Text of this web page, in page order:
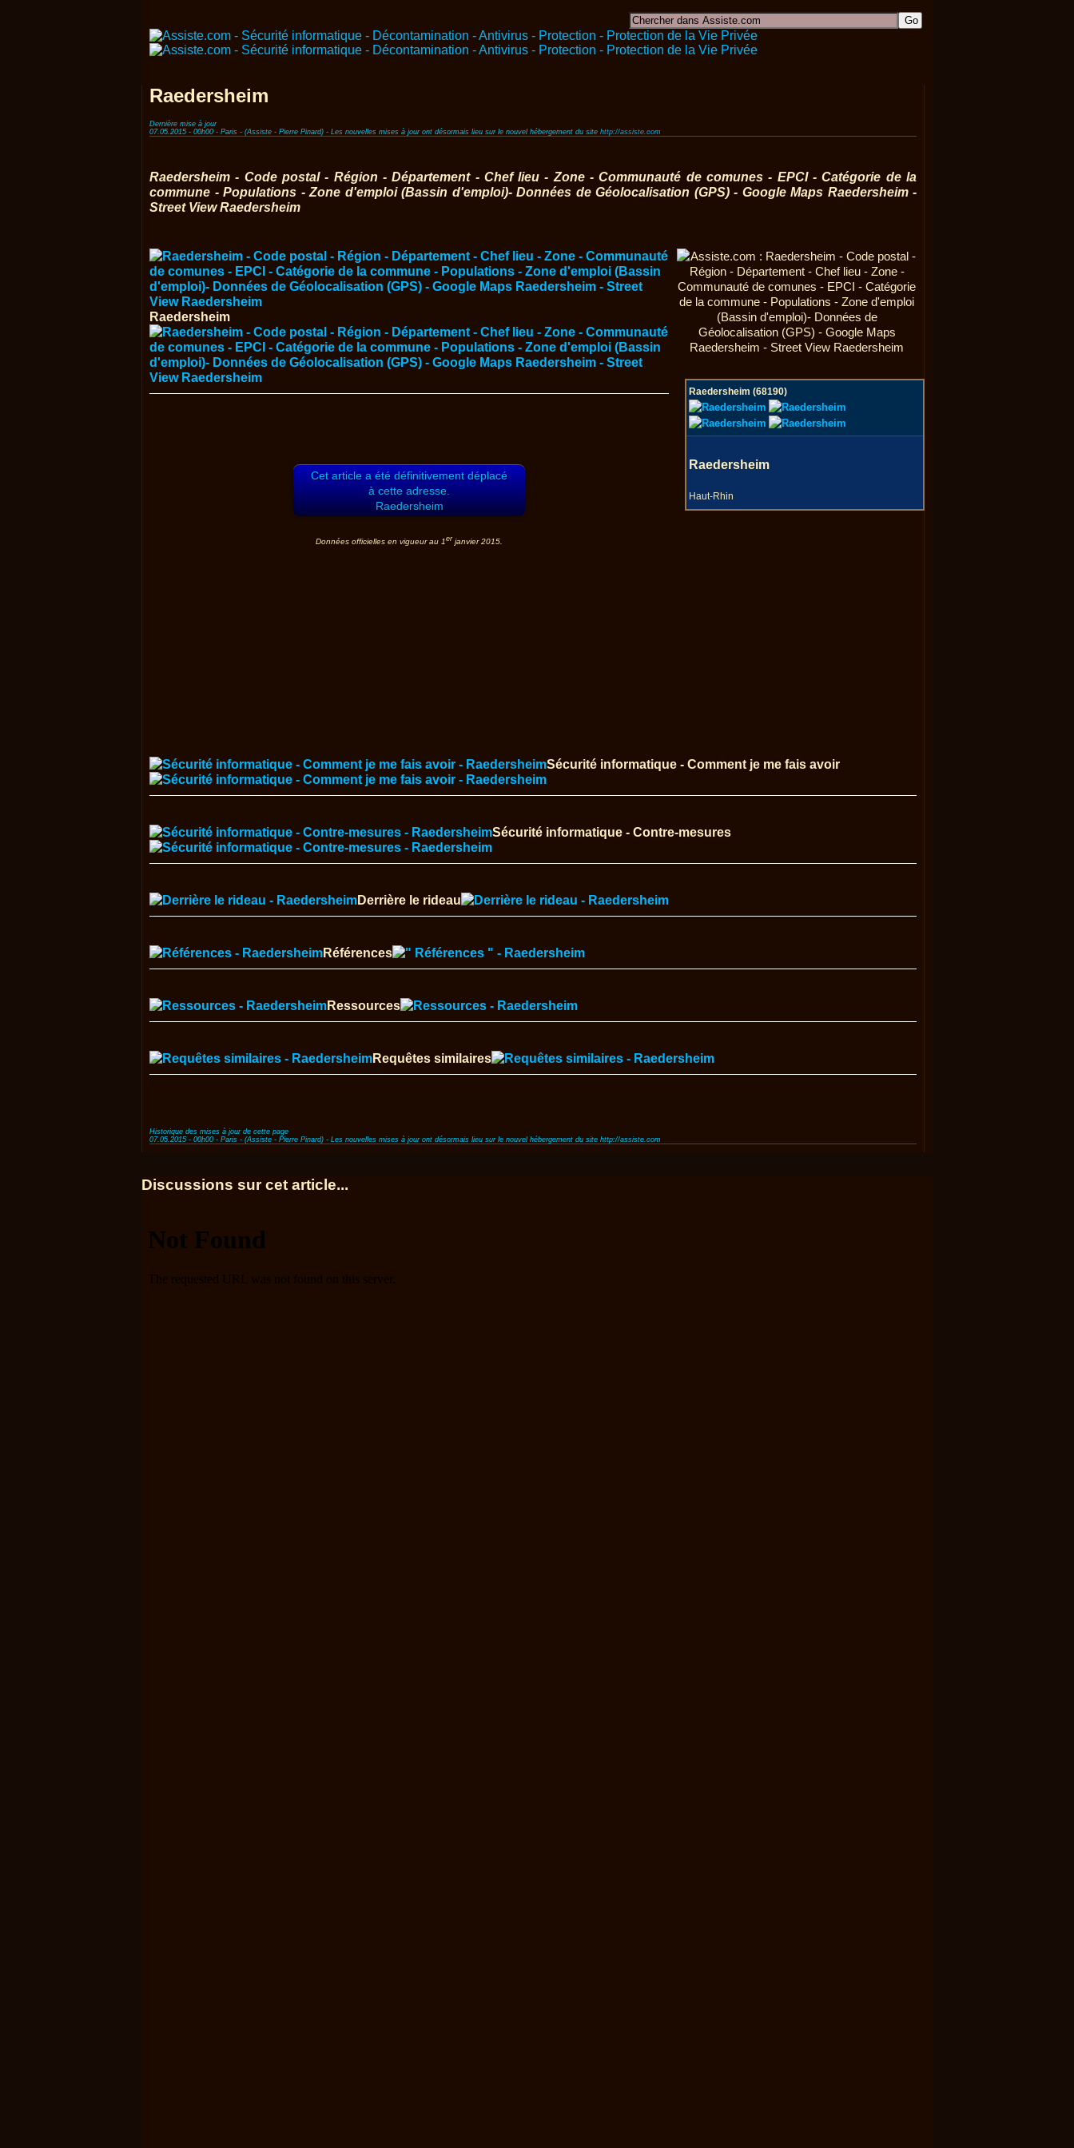
Raedersheim
Dernière mise à jour
07.05.2015 - 00h00 - Paris - (Assiste - Pierre Pinard) - Les nouvelles mises à jour ont désormais lieu sur le nouvel hébergement du site http://assiste.com
Raedersheim - Code postal - Région - Département - Chef lieu - Zone - Communauté de comunes - EPCI - Catégorie de la
commune - Populations - Zone d'emploi (Bassin d'emploi)- Données de Géolocalisation (GPS) - Google Maps Raedersheim -
Street View Raedersheim
Raedersheim (68190)
Raedersheim
Haut-Rhin
Raedersheim
Cet article a été définitivement déplacé
à cette adresse.
Raedersheim
Données officielles en vigueur au 1er janvier 2015.
Sécurité informatique - Comment je me fais avoir
Sécurité informatique - Contre-mesures
Derrière le rideau
Références
Ressources
Requêtes similaires
Historique des mises à jour de cette page
07.05.2015 - 00h00 - Paris - (Assiste - Pierre Pinard) - Les nouvelles mises à jour ont désormais lieu sur le nouvel hébergement du site http://assiste.com
Discussions sur cet article...